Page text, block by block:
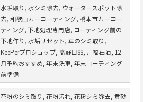
水垢取り, 水シミ除去, ウォータースポット除
去, 和歌山カーコーティング, 橋本市カーコー
ティング, 下地処理専門店, コーティング前の
下地作り, 水垢リセット, 車のシミ取り,
KeePerプロショップ, 高野口SS, 川福石油, 12
月予約おすすめ, 年末洗車, 年末コーティング
前準備
花粉のシミ取り, 花粉汚れ, 花粉シミ除去, 黄砂